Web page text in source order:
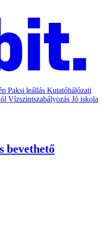
Paksi leállás Kutatóhálózati
Vízszintszabályozás Jó iskola
bevethető